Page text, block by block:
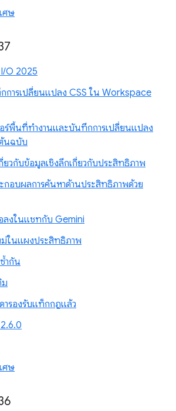
ศษ
O 2025
การเปลี่ยนแปลง CSS ใน Workspace
ร์พื้นที่ทำงานและบันทึกการเปลี่ยนแปลง
นฉบับ
ยวกับข้อมูลเชิงลึกเกี่ยวกับประสิทธิภาพ
กอบผลการค้นหาด้านประสิทธิภาพด้วย
ลงในแชทกับ Gemini
ในแผงประสิทธิภาพ
ำกัน
ม
ารองรับแท็กกฎแล้ว
ศษ